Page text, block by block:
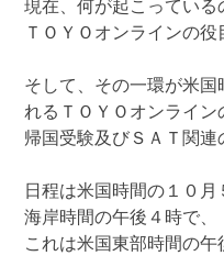
現在、何が起こっている
ＴＯＹＯオンラインの役
そして、その一環が米国
れるＴＯＹＯオンライン
帰国受験及びＳＡＴ関連
日程は米国時間の１０
海岸時間の午後４時で、
これは米国東部時間の午